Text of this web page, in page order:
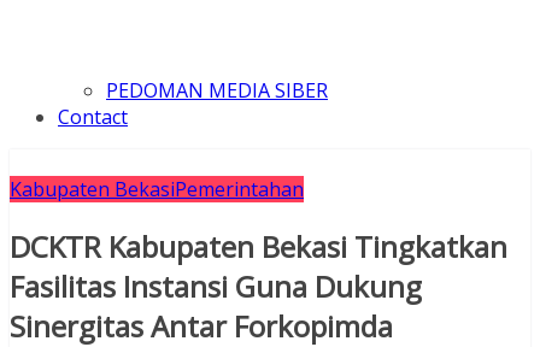
PEDOMAN MEDIA SIBER
Contact
Kabupaten BekasiPemerintahan
DCKTR Kabupaten Bekasi Tingkatkan
Fasilitas Instansi Guna Dukung
Sinergitas Antar Forkopimda